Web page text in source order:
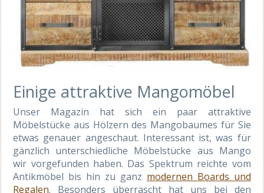
Einige attraktive Mangomöbel
Unser Magazin hat sich ein paar attraktive
Möbelstücke aus Hölzern des Mangobaumes für Sie
etwas genauer angeschaut. Interessant ist, was für
gänzlich unterschiedliche Möbelstücke aus Mango
wir vorgefunden haben. Das Spektrum reichte vom
Antikmöbel bis hin zu ganz modernen Boards und
Regalen. Besonders überrascht hat uns bei den